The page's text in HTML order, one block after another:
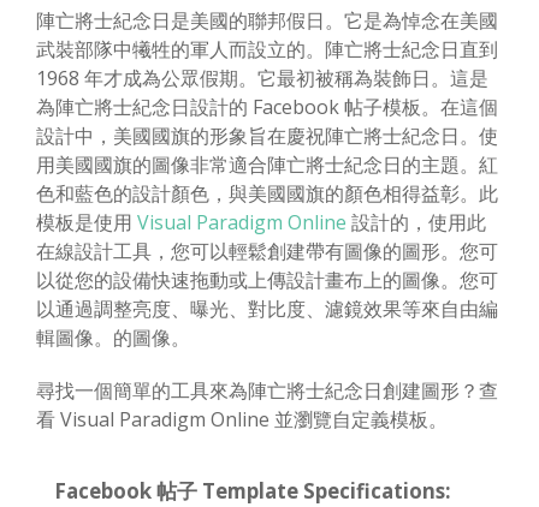
陣亡將士紀念日是美國的聯邦假日。它是為悼念在美國
武裝部隊中犧牲的軍人而設立的。陣亡將士紀念日直到
1968 年才成為公眾假期。它最初被稱為裝飾日。這是
為陣亡將士紀念日設計的 Facebook 帖子模板。在這個
設計中，美國國旗的形象旨在慶祝陣亡將士紀念日。使
用美國國旗的圖像非常適合陣亡將士紀念日的主題。紅
色和藍色的設計顏色，與美國國旗的顏色相得益彰。此
模板是使用 Visual Paradigm Online 設計的，使用此
在線設計工具，您可以輕鬆創建帶有圖像的圖形。您可
以從您的設備快速拖動或上傳設計畫布上的圖像。您可
以通過調整亮度、曝光、對比度、濾鏡效果等來自由編
輯圖像。的圖像。
尋找一個簡單的工具來為陣亡將士紀念日創建圖形？查
看 Visual Paradigm Online 並瀏覽自定義模板。
Facebook 帖子 Template Specifications: